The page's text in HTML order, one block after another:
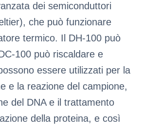
dei semiconduttori
che può funzionare
termico. Il DH-100 può
100 può riscaldare e
essere utilizzati per la
e la reazione del campione,
del DNA e il trattamento
della proteina, e così